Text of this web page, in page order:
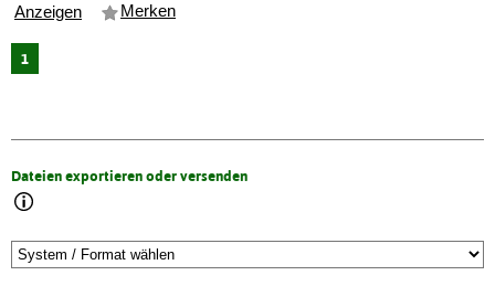
Anzeigen Merken
1
Dateien exportieren oder versenden